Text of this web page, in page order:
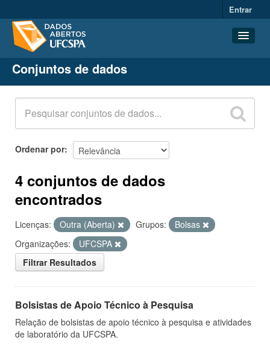
Entrar
Conjuntos de dados
Organizações
Grupos
Sobre
Conjuntos de dados
Ordenar por
4 conjuntos de dados
encontrados
Licenças: Outra (Aberta) Grupos:
Bolsas
Organizações:
UFCSPA
Filtrar Resultados
Bolsistas de Apoio Técnico à Pesquisa
Relação de bolsistas de apoio técnico à pesquisa e atividades
de laboratório da UFCSPA.